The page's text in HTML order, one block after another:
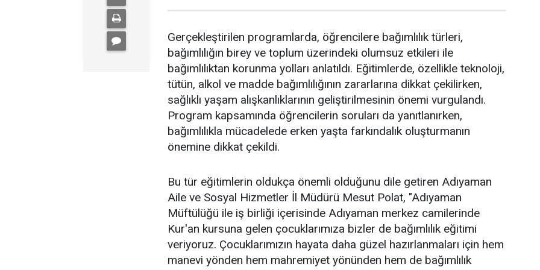
Gerçekleştirilen programlarda, öğrencilere bağımlılık türleri,
bağımlılığın birey ve toplum üzerindeki olumsuz etkileri ile
bağımlılıktan korunma yolları anlatıldı. Eğitimlerde, özellikle teknoloji,
tütün, alkol ve madde bağımlılığının zararlarına dikkat çekilirken,
sağlıklı yaşam alışkanlıklarının geliştirilmesinin önemi vurgulandı.
Program kapsamında öğrencilerin soruları da yanıtlanırken,
bağımlılıkla mücadelede erken yaşta farkındalık oluşturmanın
önemine dikkat çekildi.
Bu tür eğitimlerin oldukça önemli olduğunu dile getiren Adıyaman
Aile ve Sosyal Hizmetler İl Müdürü Mesut Polat, "Adıyaman
Müftülüğü ile iş birliği içerisinde Adıyaman merkez camilerinde
Kur'an kursuna gelen çocuklarımıza bizler de bağımlılık eğitimi
veriyoruz. Çocuklarımızın hayata daha güzel hazırlanmaları için hem
manevi yönden hem mahremiyet yönünden hem de bağımlılık